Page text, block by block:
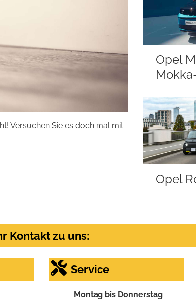
Versuchen Sie es doch mal mit
Opel
Opel
Kontakt zu uns:
Service
Montag bis Donnerstag